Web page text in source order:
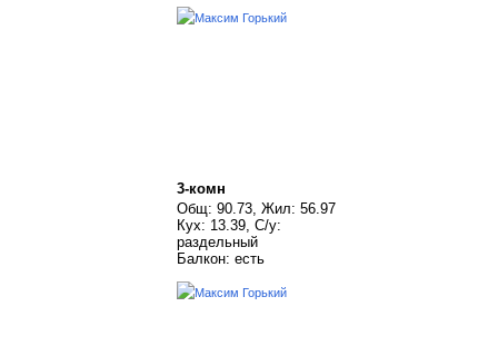
3-комн
Общ: 90.73, Жил: 56.97
Кух: 13.39, С/у:
раздельный
Балкон: есть